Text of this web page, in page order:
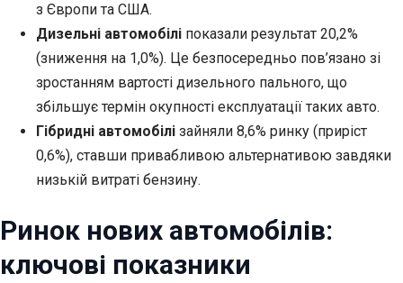
з Європи та США.
Дизельні автомобілі показали результат 20,2%
(зниження на 1,0%). Це безпосередньо пов’язано зі
зростанням вартості дизельного пального, що
збільшує термін окупності експлуатації таких авто.
Гібридні автомобілі зайняли 8,6% ринку (приріст
0,6%), ставши привабливою альтернативою завдяки
низькій витраті бензину.
Ринок нових автомобілів:
ключові показники